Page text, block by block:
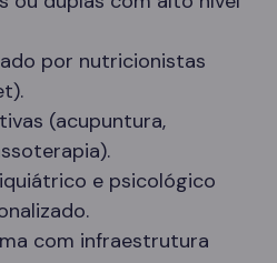
por nutricionistas
(acupuntura,
e psicológico
com infraestrutura